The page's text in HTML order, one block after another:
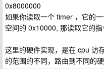
0x8000000
如果你读取一个 timer ，它的
空间的 0x10000, 那读取它的
这里的硬件实现，是在 cpu 访
的范围的不同，路由到不同的